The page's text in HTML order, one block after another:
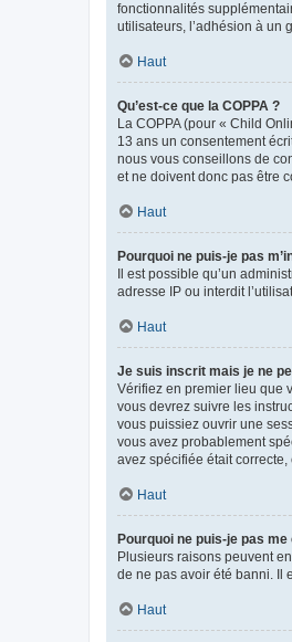
fonctionnalités
utilisateurs, l’adhésion à un
Haut
Qu’est-ce que la COPPA ?
La COPPA (pour « Child
13 ans un consentement
nous vous conseillons de
et ne doivent donc pas être
Haut
Pourquoi ne puis-je pas
Il est possible qu’un
adresse IP ou interdit
Haut
Je suis inscrit mais je ne
Vérifiez en premier lieu que
vous devrez suivre les
vous puissiez ouvrir une
vous avez probablement
avez spécifiée était
Haut
Pourquoi ne puis-je pas
Plusieurs raisons peuvent
de ne pas avoir été banni. Il
Haut